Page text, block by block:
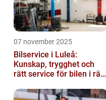
07 november 2025
Bilservice i Luleå:
Kunskap, trygghet och
rätt service för bilen i rätt